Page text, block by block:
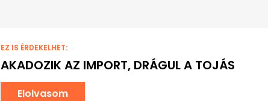
EZ IS ÉRDEKELHET:
AKADOZIK AZ IMPORT, DRÁGUL A TOJÁS
Elolvasom